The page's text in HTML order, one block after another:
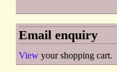
Email enquiry
View your shopping cart.